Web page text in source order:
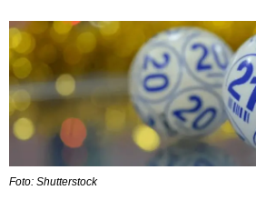
Foto: Shutterstock